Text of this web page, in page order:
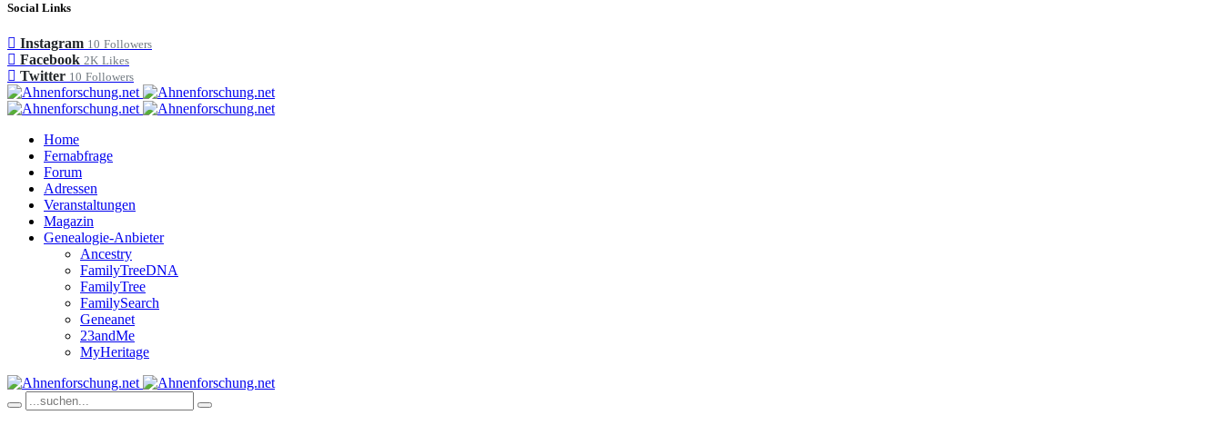
Social Links
Instagram 10 Followers
Facebook 2K Likes
Twitter 10 Followers
Home
Fernabfrage
Forum
Adressen
Veranstaltungen
Magazin
Genealogie-Anbieter
Ancestry
FamilyTreeDNA
FamilyTree
FamilySearch
Geneanet
23andMe
MyHeritage